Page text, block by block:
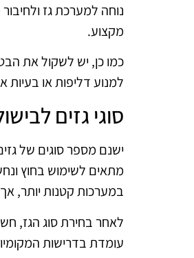
נוחה למערכת גז
מקצוע.
כמו כן, יש לשקול את
למנוע דליפות או
סוגי גזים
ישנם מספר סוגים של
מתאים לשימוש בחוץ
במערכות קטנות יותר,
לאחר בחירת סוג הגז,
עומדת בדרישות